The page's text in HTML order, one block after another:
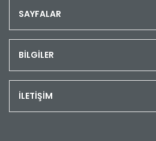
SAYFALAR
BİLGİLER
İLETİŞİM